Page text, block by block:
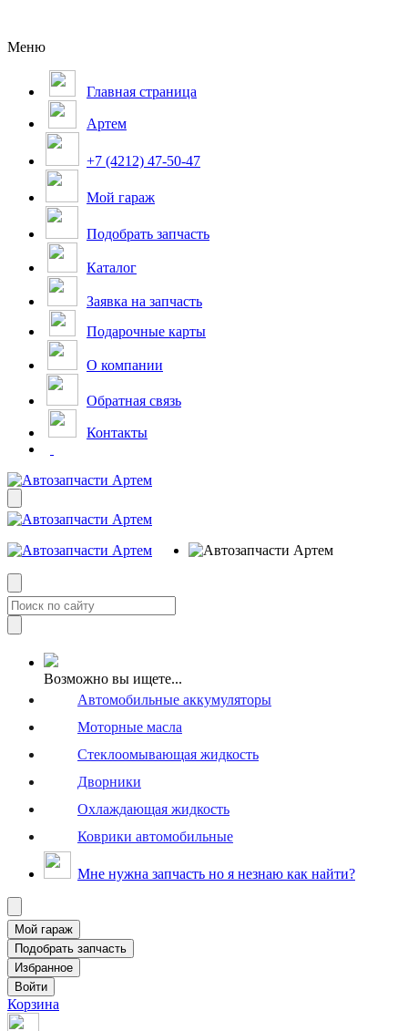
Меню
Главная страница
Артем
+7 (4212) 47-50-47
Мой гараж
Подобрать запчасть
Каталог
Заявка на запчасть
Подарочные карты
О компании
Обратная связь
Контакты
Возможно вы ищете...
Автомобильные аккумуляторы
Моторные масла
Стеклоомывающая жидкость
Дворники
Охлаждающая жидкость
Коврики автомобильные
Мне нужна запчасть но я незнаю как найти?
Корзина